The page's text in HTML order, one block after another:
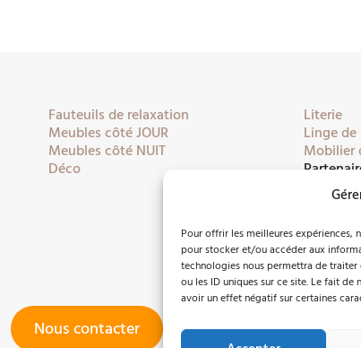
Pour offrir les meilleures expériences,
pour stocker et/ou accéder aux
technologies nous permettra de
ou les ID uniques sur ce site. Le fait
avoir un effet négatif sur certaines
Fauteuils de relaxation
Meubles côté JOUR
Meubles côté NUIT
Déco
Literie
Linge
Mobilier
Nous contacter